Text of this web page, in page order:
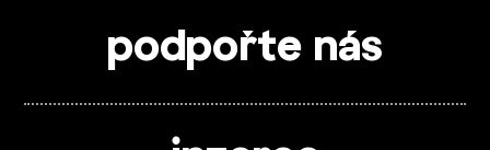
podpořte nás